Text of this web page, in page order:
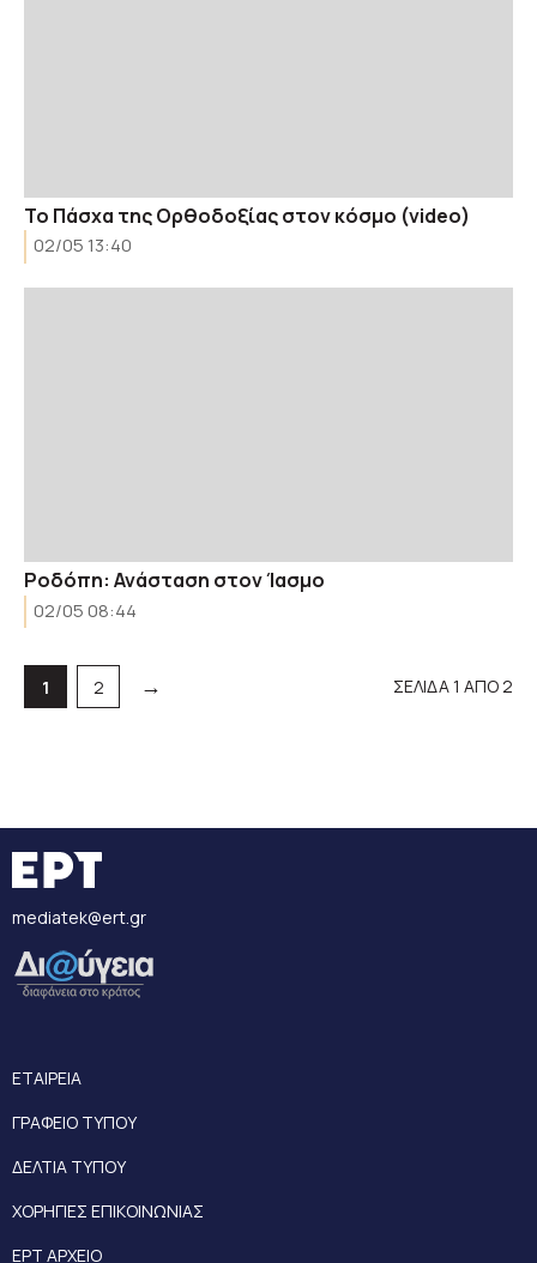
To Πάσχα της Ορθοδοξίας στον κόσμο (video)
02/05 13:40
Ροδόπη: Ανάσταση στον Ίασμο
02/05 08:44
Σελίδα
1 Σελίδα
2 → ΣΕΛΙΔΑ 1 ΑΠΟ 2
mediatek@ert.gr
ΕΤΑΙΡΕΙΑ
ΓΡΑΦΕΙΟ ΤΥΠΟΥ
ΔΕΛΤΙΑ ΤΥΠΟΥ
ΧΟΡΗΓΙΕΣ ΕΠΙΚΟΙΝΩΝΙΑΣ
ΕΡΤ ΑΡΧΕΙΟ